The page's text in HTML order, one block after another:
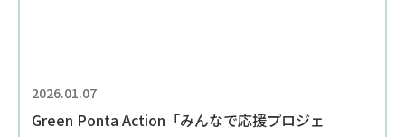
2026.01.07
Green Ponta Action「みんなで応援プロジェ